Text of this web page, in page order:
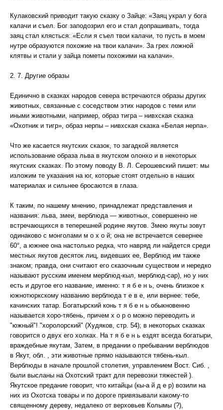
Кулаковский приводит такую сказку о Зайце: «Заяц украл у бога
калачи и съел. Бог заподозрил его и стал допрашивать, тогда
заяц стал клясться: «Если я съел твои калачи, то пусть в моем
нутре образуются похожие на твои калачи». За грех ложной
клятвы и стали у зайца пометы похожими на калачи».
2. 7. Другие образы
Единично в сказках народов севера встречаются образы других
животных, связанные с соседством этих народов с теми или
иными животными, например, образ тигра – нивхская сказка
«Охотник и тигр», образ нерпы – нивхская сказка «Белая нерпа».
Что же касается якутских сказок, то загадкой является
использование образа льва в якутском олонхо и в некоторых
якутских сказках. По этому поводу В. Л. Серошевский пишет: мы
изложим те указания на юг, которые стоят отдельно в наших
материалах и сильнее бросаются в глаза.
К таким, по нашему мнению, принадлежат представления и
названия: льва, змеи, верблюда — животных, совершенно не
встречающихся в теперешней родине якутов. Змею якуты зовут
одинаково с монголами м о х о й; она не встречается севернее
60°, а южнее она настолько редка, что навряд ли найдется среди
местных якутов десяток лиц, видевших ее, Верблюд им также
знаком; правда, они считают его сказочным существом и нередко
называют русским именем мерблюд-кыл, мерблюд-caр), но у них
есть и другое его название, именно: т я б е н ь, очень близкое к
южнотюркскому названию верблюда т е в е, или вернее: тебе,
качинских татар. Богатырский конь т я б е н ь обыкновенно
называется хоро-тябень, причем х о р о можно переводить и
"южный"! "хоролорский" (Худяков, стр. 54); в некоторых сказках
говорится о двух его холках. На т я б е н ь ездят всегда богатыри,
враждебные якутам, Затем, в предании о пребывании верблюдов
в Якут, обл. , эти животные прямо называются тябень-кыл.
Верблюды в начале прошлой столетия, управлением Вост. Сиб. ,
были высланы на Охотский тракт для перевозки тяжестей ).
Якутское предание говорит, что китайцы (кы-а й д е р) возили на
них из Охотска товары и по дороге привязывали какому-то
священному дереву, недалеко от верховьев Колымы (?),